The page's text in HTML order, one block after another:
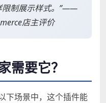
限制展示样式。”——
店主评价
需要它？
下场景中，这个插件能